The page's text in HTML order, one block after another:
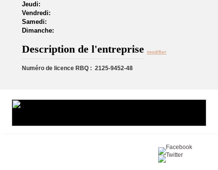
Jeudi:
Vendredi:
Samedi:
Dimanche:
Description de l'entreprise modifier
Numéro de licence RBQ : 2125-9452-48